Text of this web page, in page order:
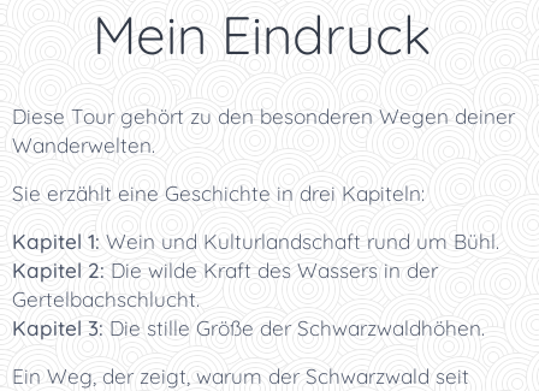
⭐ Mein Eindruck
Diese Tour gehört zu den besonderen Wegen deiner
Wanderwelten.
Sie erzählt eine Geschichte in drei Kapiteln:
Kapitel 1: Wein und Kulturlandschaft rund um Bühl.
Kapitel 2: Die wilde Kraft des Wassers in der
Gertelbachschlucht.
Kapitel 3: Die stille Größe der Schwarzwaldhöhen.
Ein Weg, der zeigt, warum der Schwarzwald seit